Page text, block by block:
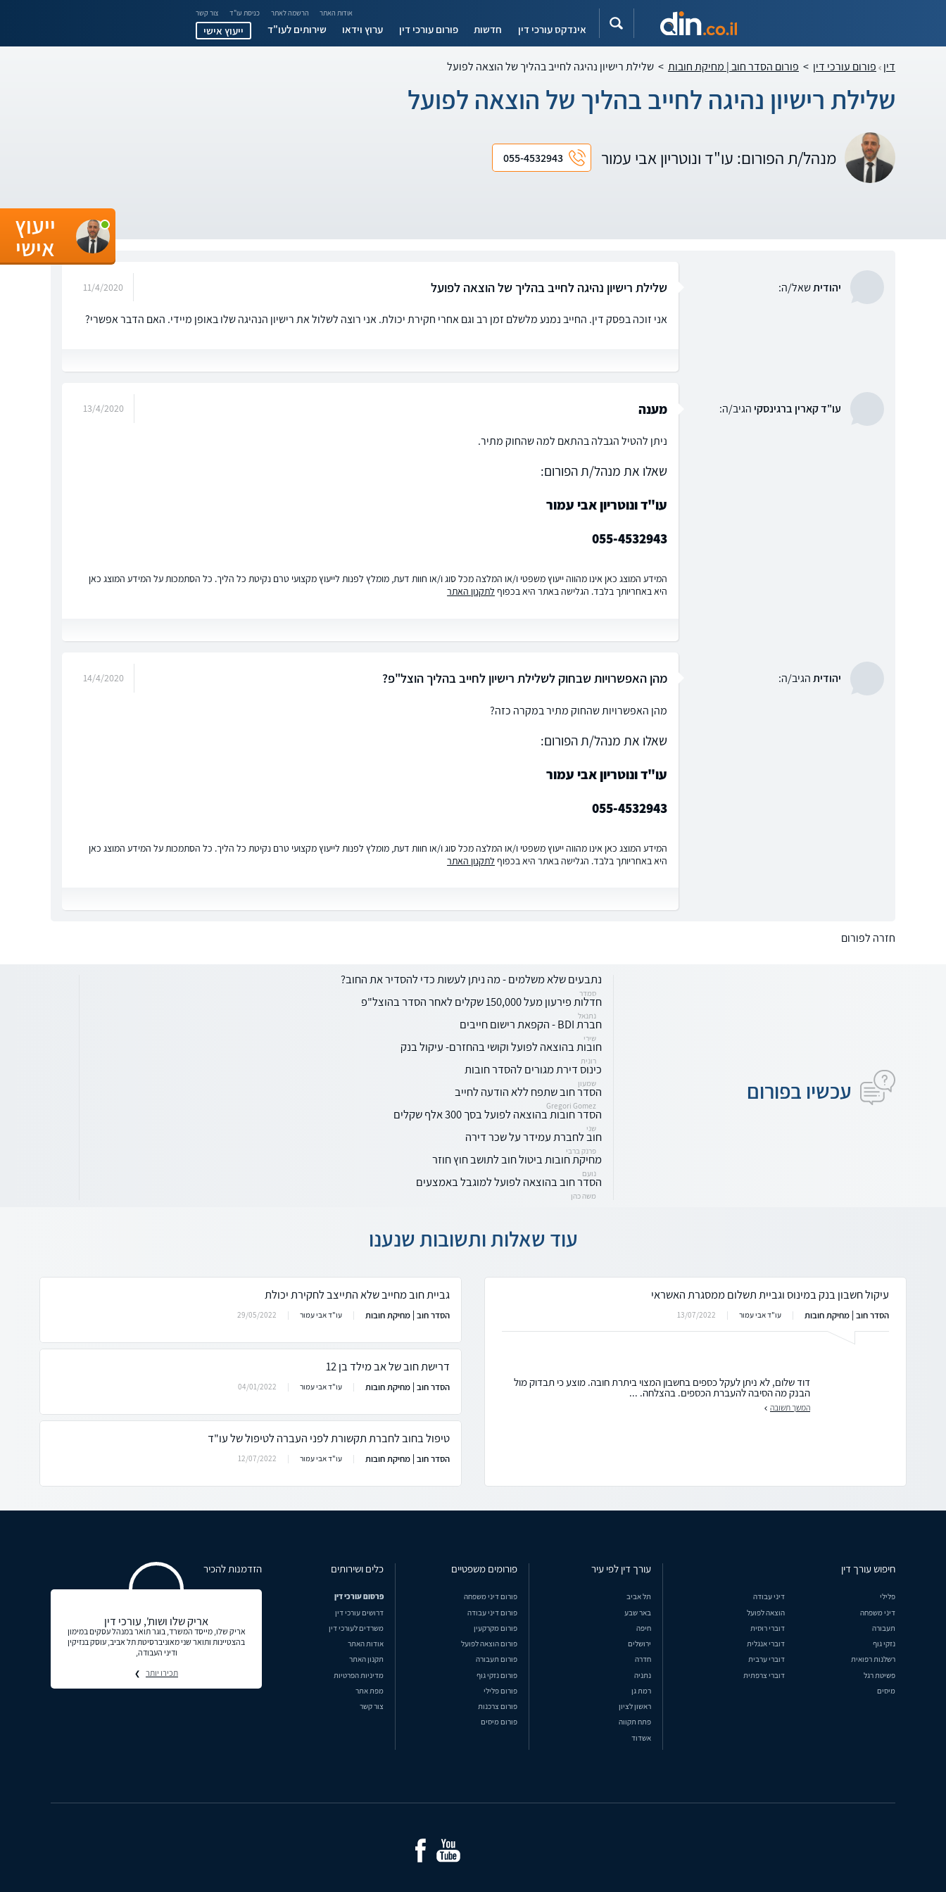
אודות האתר הרשמה לאתר כניסת עו"ד צור קשר
אינדקס עורכי דין חדשות פורום עורכי דין ערוץ וידאו שירותים לעו"ד ייעוץ אישי
דין פורום עורכי דין > פורום הסדר חוב | מחיקת חובות > שלילת רישיון נהיגה לחייב בהליך של הוצאה לפועל
שלילת רישיון נהיגה לחייב בהליך של הוצאה לפועל
מנהל/ת הפורום: עו"ד ונוטריון אבי עמור 055-4532943
יהודיתשאל/ה: שלילת רישיון נהיגה לחייב בהליך של הוצאה לפועל 11/4/2020
אני זוכה בפסק דין. החייב נמנע מלשלם זמן רב וגם אחרי חקירת יכולת. אני רוצה לשלול את רישיון הנהיגה שלו באופן מיידי. האם הדבר אפשרי?
עו"ד קארין ברגינסקי הגיב/ה: מענה 13/4/2020
ניתן להטיל הגבלה בהתאם למה שהחוק מתיר.
שאלו את מנהל/ת הפורום:
עו"ד ונוטריון אבי עמור
055-4532943
המידע המוצג כאן אינו מהווה ייעוץ משפטי ו/או המלצה מכל סוג ו/או חוות דעת, מומלץ לפנות לייעוץ מקצועי טרם נקיטת כל הליך. כל הסתמכות על המידע המוצג כאן
היא באחריותך בלבד. הגלישה באתר היא בכפוף לתקנון האתר
יהודיתהגיב/ה: מהן האפשרויות שבחוק לשלילת רישיון לחייב בהליך הוצל"פ? 14/4/2020
מהן האפשרויות שהחוק מתיר במקרה כזה?
שאלו את מנהל/ת הפורום:
עו"ד ונוטריון אבי עמור
055-4532943
המידע המוצג כאן אינו מהווה ייעוץ משפטי ו/או המלצה מכל סוג ו/או חוות דעת, מומלץ לפנות לייעוץ מקצועי טרם נקיטת כל הליך. כל הסתמכות על המידע המוצג כאן
היא באחריותך בלבד. הגלישה באתר היא בכפוף לתקנון האתר
חזרה לפורום
עכשיו בפורום
נתבעים שלא משלמים - מה ניתן לעשות כדי להסדיר את החוב?
סמדר
חדלות פירעון מעל 150,000 שקלים לאחר הסדר בהוצל"פ
נתנאל
חברת BDI - הקפאת רישום חייבים
שירי
חובות בהוצאה לפועל וקושי בהחזרם- עיקול בנק
רונית
כינוס דירת מגורים להסדר חובות
שמעון
הסדר חוב שתפח ללא הודעה לחייב
Gregori Gomez
הסדר חובות בהוצאה לפועל בסך 300 אלף שקלים
שני
חוב לחברת עמידר על שכר דירה
פרנק ברבי
מחיקת חובות ביטול חוב לתושב חוץ חוזר
נועם
הסדר חוב בהוצאה לפועל למוגבל באמצעים
משה כהן
עוד שאלות ותשובות שנענו
עיקול חשבון בנק במינוס וגביית תשלום ממסגרת האשראי
הסדר חוב | מחיקת חובות עו"ד אבי עמור 13/07/2022
דוד שלום, לא ניתן לעקל כספים בחשבון המצוי ביתרת חובה. מוצע כי תבדוק מול
הבנק מה הסיבה להעברת הכספים. בהצלחה. ...
המשך תשובה
גביית חוב מחייב שלא התייצב לחקירת יכולת
הסדר חוב | מחיקת חובות עו"ד אבי עמור 29/05/2022
דרישת חוב של אב מילד בן 12
הסדר חוב | מחיקת חובות עו"ד אבי עמור 04/01/2022
טיפול בחוב לחברת תקשורת לפני העברה לטיפול של עו"ד
הסדר חוב | מחיקת חובות עו"ד אבי עמור 12/07/2022
ייעוץ
אישי
חיפוש עורך דין
פלילי
דיני עבודה
דיני משפחה
הוצאה לפועל
תעבורה
דוברי רוסית
נזקי גוף
דוברי אנגלית
רשלנות רפואית
דוברי ערבית
פשיטת רגל
דוברי צרפתית
מיסים
עורך דין לפי עיר
תל אביב
באר שבע
חיפה
ירושלים
חדרה
נתניה
רמת גן
ראשון לציון
פתח תקווה
אשדוד
פורומים משפטיים
פורום דיני משפחה
פורום דיני עבודה
פורום מקרקעין
פורום הוצאה לפועל
פורום תעבורה
פורום נזקי גוף
פורום פלילי
פורום צרכנות
פורום מיסים
כלים ושירותים
פרסום עורכי דין
דרושים עורכי דין
משרדים לעורכי דין
אודות האתר
תקנון האתר
מדיניות הפרטיות
מפת אתר
צור קשר
הזדמנות להכיר
אריק שלו ושות', עורכי דין
אריק שלו, מייסד המשרד, בוגר תואר במנהל עסקים במימון
בהצטיינות ותואר שני מאוניברסיטת תל אביב, עוסק בנזיקין
ודיני העבודה,
תכירו יותר